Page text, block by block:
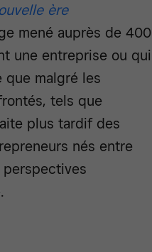
ère
mené auprès de 400
une entreprise ou qui
que malgré les
tels que
plus tardif des
nés entre